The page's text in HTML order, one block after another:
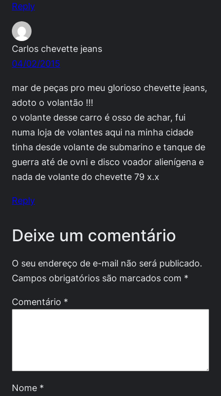
Reply
Carlos chevette jeans
04/02/2015
mar de peças pro meu glorioso chevette jeans,
adoto o volantão !!!
o volante desse carro é osso de achar, fui
numa loja de volantes aqui na minha cidade
tinha desde volante de submarino e tanque de
guerra até de ovni e disco voador alienígena e
nada de volante do chevette 79 x.x
Reply
Deixe um comentário
O seu endereço de e-mail não será publicado.
Campos obrigatórios são marcados com *
Comentário *
Nome *